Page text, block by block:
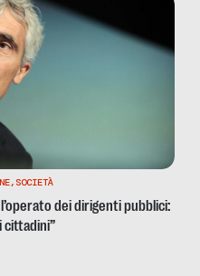
, SOCIETÀ
dei dirigenti pubblici:
cittadini”